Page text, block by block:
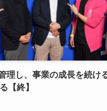
理し、事業の成長を続け
【終】